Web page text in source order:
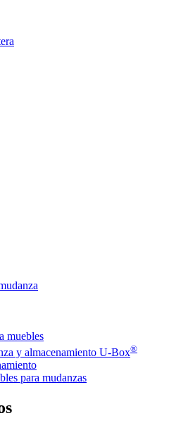
muebles
y almacenamiento U-Box®
para mudanzas